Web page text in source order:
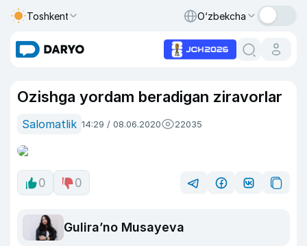
Toshkent O‘zbekcha
Ozishga yordam beradigan ziravorlar
Salomatlik 14:29 / 08.06.2020 22035
0 0
Guliraʼno Musayeva